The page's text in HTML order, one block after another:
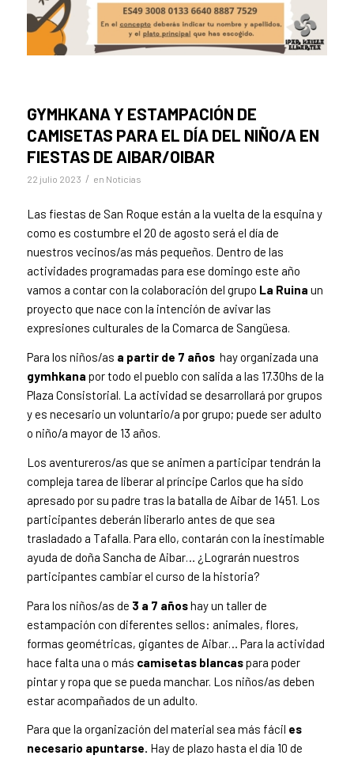
GYMHKANA Y ESTAMPACIÓN DE
CAMISETAS PARA EL DÍA DEL NIÑO/A EN
FIESTAS DE AIBAR/OIBAR
22 julio 2023 / en Noticias
Las fiestas de San Roque están a la vuelta de la esquina y
como es costumbre el 20 de agosto será el día de
nuestros vecinos/as más pequeños. Dentro de las
actividades programadas para ese domingo este año
vamos a contar con la colaboración del grupo La Ruina un
proyecto que nace con la intención de avivar las
expresiones culturales de la Comarca de Sangüesa.
Para los niños/as a partir de 7 añoshay organizada una
gymhkana por todo el pueblo con salida a las 17.30hs de la
Plaza Consistorial. La actividad se desarrollará por grupos
y es necesario un voluntario/a por grupo; puede ser adulto
o niño/a mayor de 13 años.
Los aventureros/as que se animen a participar tendrán la
compleja tarea de liberar al príncipe Carlos que ha sido
apresado por su padre tras la batalla de Aibar de 1451. Los
participantes deberán liberarlo antes de que sea
trasladado a Tafalla. Para ello, contarán con la inestimable
ayuda de doña Sancha de Aibar… ¿Lograrán nuestros
participantes cambiar el curso de la historia?
Para los niños/as de 3 a 7 añoshay un taller de
estampación con diferentes sellos: animales, flores,
formas geométricas, gigantes de Aibar… Para la actividad
hace falta una o más camisetas blancaspara poder
pintar y ropa que se pueda manchar. Los niños/as deben
estar acompañados de un adulto.
Para que la organización del material sea más fácil es
necesario apuntarse. Hay de plazo hasta el día 10 de